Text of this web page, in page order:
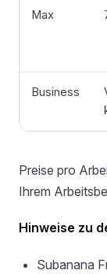
Max
Business
Preise pro
Ihrem
Hinweise zu
Subanana